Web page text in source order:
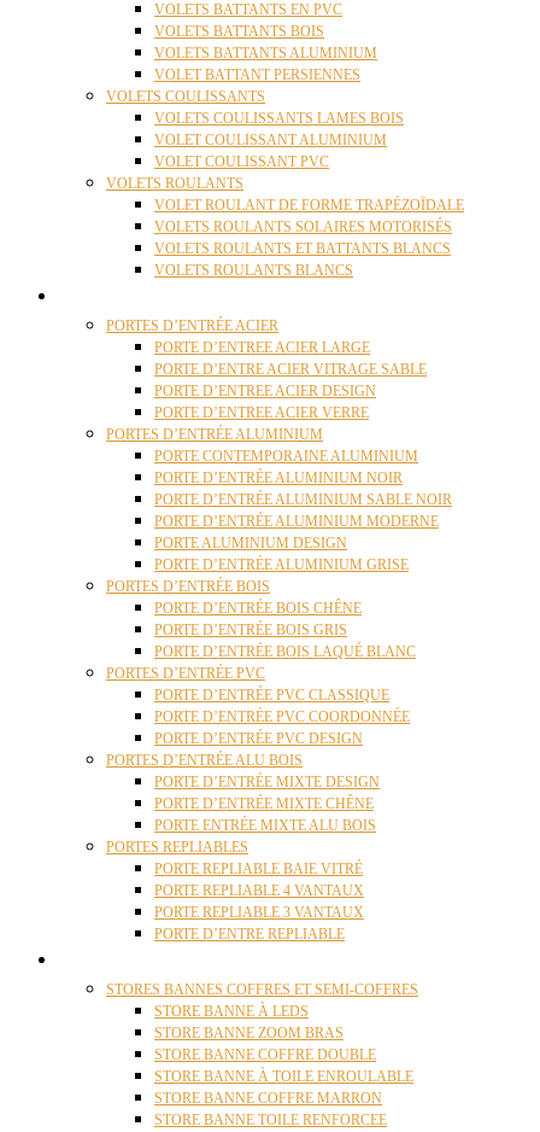
VOLETS BATTANTS EN PVC
VOLETS BATTANTS BOIS
VOLETS BATTANTS ALUMINIUM
VOLET BATTANT PERSIENNES
VOLETS COULISSANTS
VOLETS COULISSANTS LAMES BOIS
VOLET COULISSANT ALUMINIUM
VOLET COULISSANT PVC
VOLETS ROULANTS
VOLET ROULANT DE FORME TRAPÉZOÏDALE
VOLETS ROULANTS SOLAIRES MOTORISÉS
VOLETS ROULANTS ET BATTANTS BLANCS
VOLETS ROULANTS BLANCS
PORTES D’ENTRÉE ACIER
PORTE D’ENTREE ACIER LARGE
PORTE D’ENTRE ACIER VITRAGE SABLE
PORTE D’ENTREE ACIER DESIGN
PORTE D’ENTREE ACIER VERRE
PORTES D’ENTRÉE ALUMINIUM
PORTE CONTEMPORAINE ALUMINIUM
PORTE D’ENTRÉE ALUMINIUM NOIR
PORTE D’ENTRÉE ALUMINIUM SABLE NOIR
PORTE D’ENTRÉE ALUMINIUM MODERNE
PORTE ALUMINIUM DESIGN
PORTE D’ENTRÉE ALUMINIUM GRISE
PORTES D’ENTRÉE BOIS
PORTE D’ENTRÉE BOIS CHÊNE
PORTE D’ENTRÉE BOIS GRIS
PORTE D’ENTRÉE BOIS LAQUÉ BLANC
PORTES D’ENTRÉE PVC
PORTE D’ENTRÉE PVC CLASSIQUE
PORTE D’ENTRÉE PVC COORDONNÉE
PORTE D’ENTRÉE PVC DESIGN
PORTES D’ENTRÉE ALU BOIS
PORTE D’ENTRÉE MIXTE DESIGN
PORTE D’ENTRÉE MIXTE CHÊNE
PORTE ENTRÉE MIXTE ALU BOIS
PORTES REPLIABLES
PORTE REPLIABLE BAIE VITRÉ
PORTE REPLIABLE 4 VANTAUX
PORTE REPLIABLE 3 VANTAUX
PORTE D’ENTRE REPLIABLE
STORES BANNES COFFRES ET SEMI-COFFRES
STORE BANNE À LEDS
STORE BANNE ZOOM BRAS
STORE BANNE COFFRE DOUBLE
STORE BANNE À TOILE ENROULABLE
STORE BANNE COFFRE MARRON
STORE BANNE TOILE RENFORCEE